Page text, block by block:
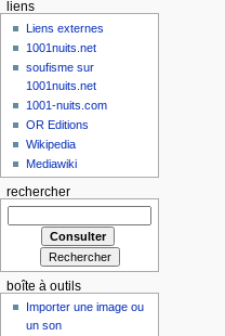
liens
Liens externes
1001nuits.net
soufisme sur
1001nuits.net
1001-nuits.com
OR Editions
Wikipedia
Mediawiki
rechercher
boîte à outils
Importer une image ou
un son